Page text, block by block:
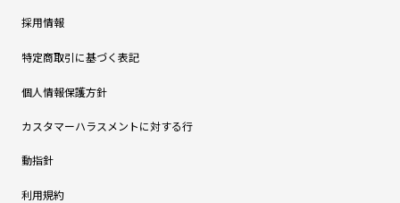
採用情報
特定商取引に基づく表記
個人情報保護方針
カスタマーハラスメントに対する行
動指針
利用規約